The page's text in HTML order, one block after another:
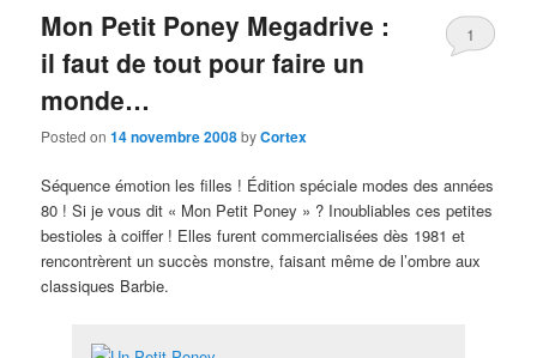
Mon Petit Poney Megadrive :
il faut de tout pour faire un
monde…
Posted on14 novembre 2008byCortex
1
Séquence émotion les filles ! Édition spéciale modes des années
80 ! Si je vous dit « Mon Petit Poney » ? Inoubliables ces petites
bestioles à coiffer ! Elles furent commercialisées dès 1981 et
rencontrèrent un succès monstre, faisant même de l’ombre aux
classiques Barbie.